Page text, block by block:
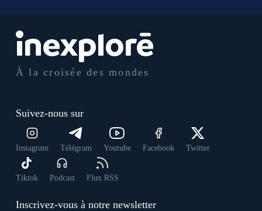
À la croisée des mondes
Suivez-nous sur
Instagram Télégram Youtube Facebook Twitter
Tiktok Podcast Flux RSS
Inscrivez-vous à notre newsletter